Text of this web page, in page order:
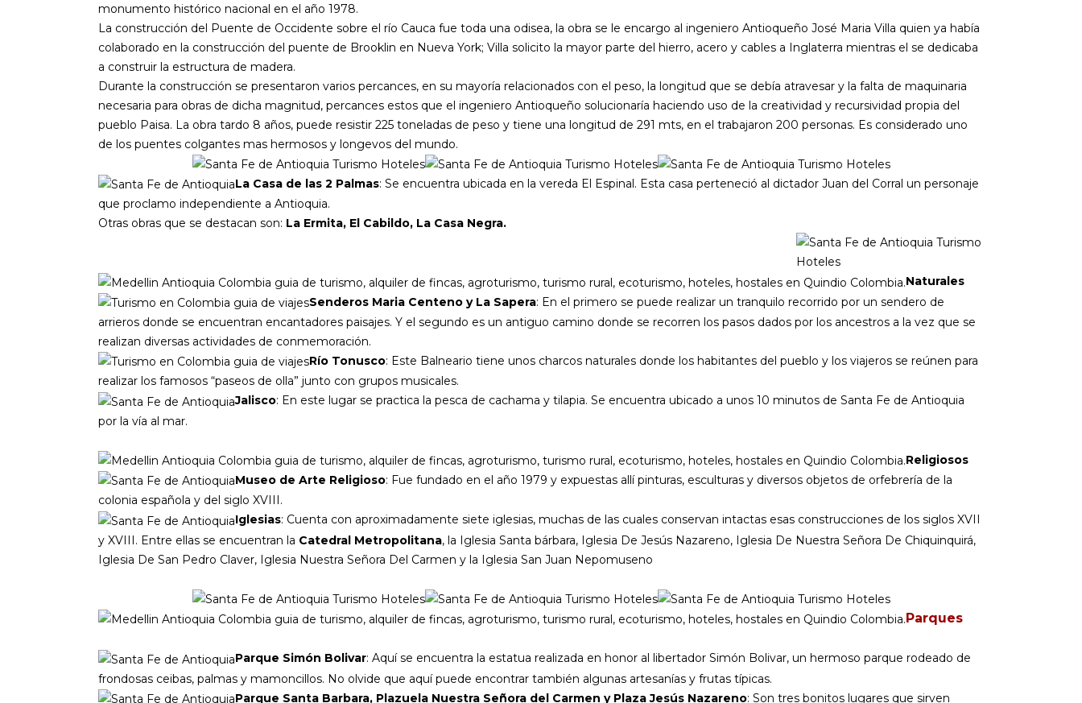
monumento histórico nacional en el año 1978.
La construcción del Puente de Occidente sobre el río Cauca fue toda una odisea, la obra se le encargo al ingeniero Antioqueño José Maria Villa quien ya había
colaborado en la construcción del puente de Brooklin en Nueva York; Villa solicito la mayor parte del hierro, acero y cables a Inglaterra mientras el se dedicaba
a construir la estructura de madera.
Durante la construcción se presentaron varios percances, en su mayoría relacionados con el peso, la longitud que se debía atravesar y la falta de maquinaria
necesaria para obras de dicha magnitud, percances estos que el ingeniero Antioqueño solucionaría haciendo uso de la creatividad y recursividad propia del
pueblo Paisa. La obra tardo 8 años, puede resistir 225 toneladas de peso y tiene una longitud de 291 mts, en el trabajaron 200 personas. Es considerado uno
de los puentes colgantes mas hermosos y longevos del mundo.
La Casa de las 2 Palmas: Se encuentra ubicada en la vereda El Espinal. Esta casa perteneció al dictador Juan del Corral un personaje
que proclamo independiente a Antioquia.
Otras obras que se destacan son: La Ermita, El Cabildo, La Casa Negra.
Naturales
Senderos Maria Centeno y La Sapera: En el primero se puede realizar un tranquilo recorrido por un sendero de
arrieros donde se encuentran encantadores paisajes. Y el segundo es un antiguo camino donde se recorren los pasos dados por los ancestros a la vez que se
realizan diversas actividades de conmemoración.
Río Tonusco: Este Balneario tiene unos charcos naturales donde los habitantes del pueblo y los viajeros se reúnen para
realizar los famosos “paseos de olla” junto con grupos musicales.
Jalisco: En este lugar se practica la pesca de cachama y tilapia. Se encuentra ubicado a unos 10 minutos de Santa Fe de Antioquia
por la vía al mar.
Religiosos
Museo de Arte Religioso: Fue fundado en el año 1979 y expuestas allí pinturas, esculturas y diversos objetos de orfebrería de la
colonia española y del siglo XVIII.
Iglesias: Cuenta con aproximadamente siete iglesias, muchas de las cuales conservan intactas esas construcciones de los siglos XVII
y XVIII. Entre ellas se encuentran la Catedral Metropolitana, la Iglesia Santa bárbara, Iglesia De Jesús Nazareno, Iglesia De Nuestra Señora De Chiquinquirá,
Iglesia De San Pedro Claver, Iglesia Nuestra Señora Del Carmen y la Iglesia San Juan Nepomuseno
Parques
Parque Simón Bolivar: Aquí se encuentra la estatua realizada en honor al libertador Simón Bolivar, un hermoso parque rodeado de
frondosas ceibas, palmas y mamoncillos. No olvide que aquí puede encontrar también algunas artesanías y frutas típicas.
Parque Santa Barbara, Plazuela Nuestra Señora del Carmen y Plaza Jesús Nazareno: Son tres bonitos lugares que sirven